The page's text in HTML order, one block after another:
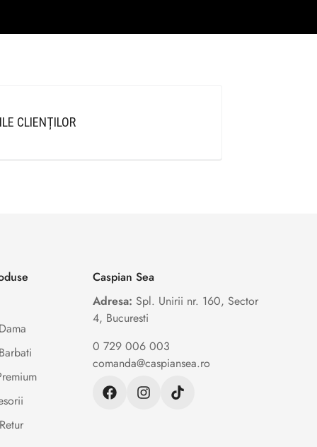
CLIENȚILOR
Caspian Sea
Adresa: Spl. Unirii nr. 160, Sector
4, Bucuresti
0 729 006 003
comanda@caspiansea.ro